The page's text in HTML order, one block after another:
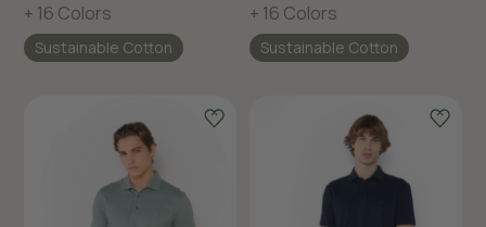
+ 16 Colors
Sustainable Cotton
+ 16 Colors
Sustainable Cotton